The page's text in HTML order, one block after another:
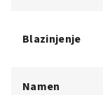
Blazinjenje
Namen